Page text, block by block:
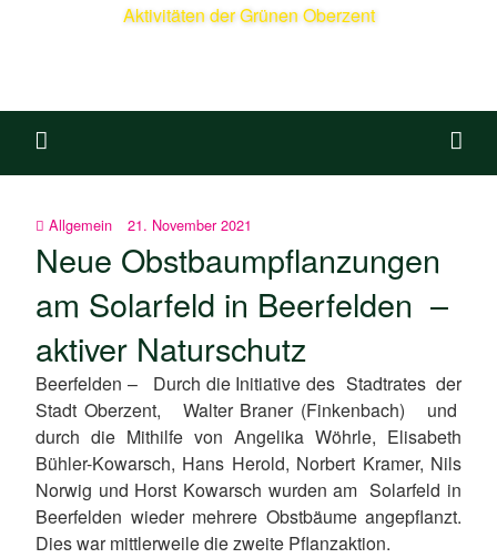
Aktivitäten der Grünen Oberzent
Allgemein 21. November 2021
Neue Obstbaumpflanzungen
am Solarfeld in Beerfelden –
aktiver Naturschutz
Beerfelden – Durch die Initiative des Stadtrates der
Stadt Oberzent, Walter Braner (Finkenbach) und
durch die Mithilfe von Angelika Wöhrle, Elisabeth
Bühler-Kowarsch, Hans Herold, Norbert Kramer, Nils
Norwig und Horst Kowarsch wurden am Solarfeld in
Beerfelden wieder mehrere Obstbäume angepflanzt.
Dies war mittlerweile die zweite Pflanzaktion.